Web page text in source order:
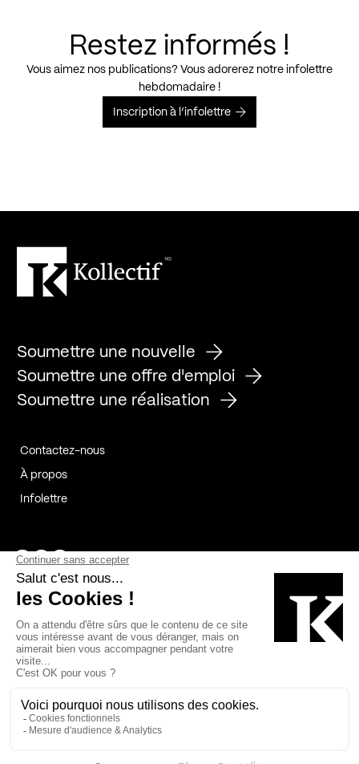
Restez informés !
Vous aimez nos publications? Vous adorerez notre infolettre
hebdomadaire !
Inscription à l’infolettre
Soumettre une nouvelle
Soumettre une offre d'emploi
Soumettre une réalisation
Contactez-nous
À propos
Infolettre
Page Facebook de Kollectif
Page Instagram de Kollectif
Page Linkedin de Kollectif
Bâtiment-Durable-Québec-1
Esquisses-1
MP-1 v2com-1